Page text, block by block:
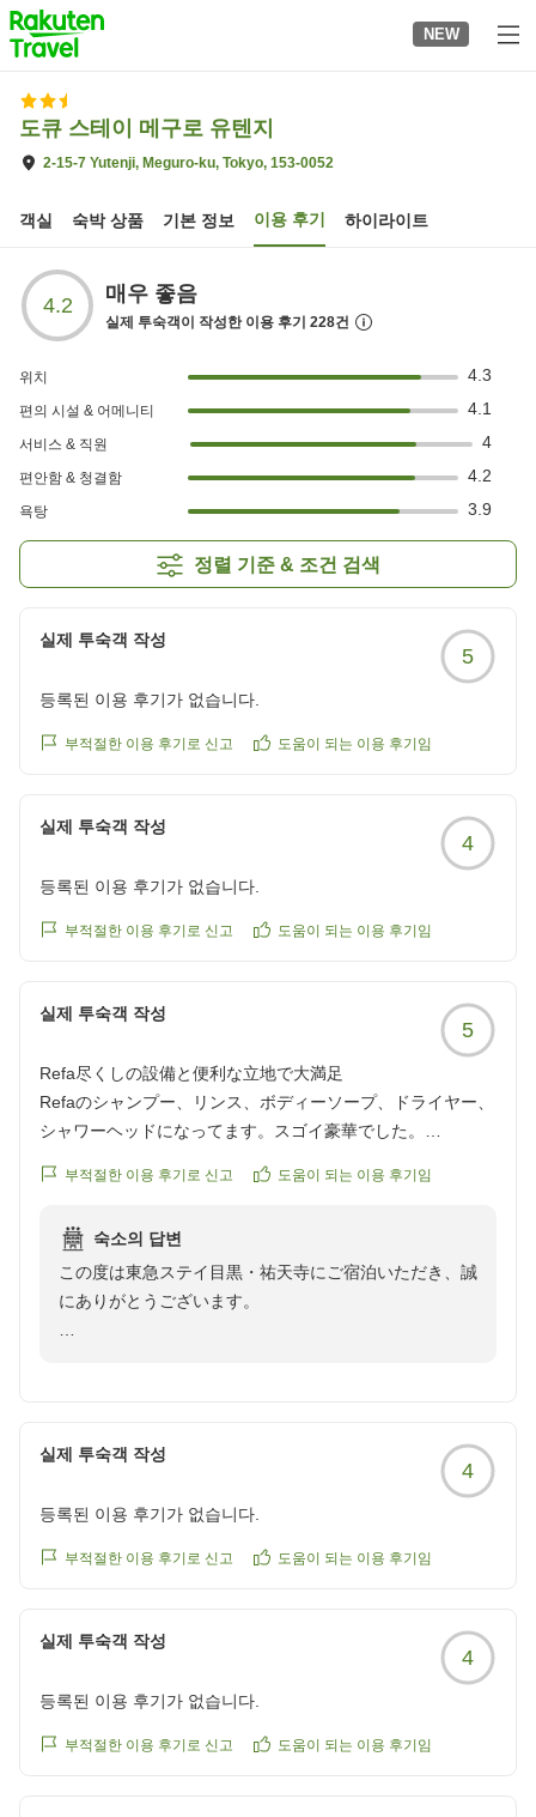
to
top
page
NEW
도큐 스테이 메구로 유텐지
2-15-7 Yutenji, Meguro-ku, Tokyo, 153-0052
객실 숙박 상품 기본 정보 이용 후기 하이라이트
4.2 매우 좋음
실제 투숙객이 작성한 이용 후기 228건
위치 4.3
편의 시설 & 어메니티 4.1
서비스 & 직원 4
편안함 & 청결함 4.2
욕탕 3.9
정렬 기준 & 조건 검색
실제 투숙객 작성
5
등록된 이용 후기가 없습니다.
부적절한 이용 후기로 신고 도움이 되는 이용 후기임
실제 투숙객 작성
4
등록된 이용 후기가 없습니다.
부적절한 이용 후기로 신고 도움이 되는 이용 후기임
실제 투숙객 작성
5
Refa尽くしの設備と便利な立地で大満足
Refaのシャンプー、リンス、ボディーソープ、ドライヤー、
シャワーヘッドになってます。スゴイ豪華でした。
り。凄く良かったです。
https://review.travel.rakuten.co.jp/hotel/voice/41704?
reviewId=33123478447300
부적절한 이용 후기로 신고 도움이 되는 이용 후기임
숙소의 답변
この度は東急ステイ目黒・祐天寺にご宿泊いただき、誠
にありがとうございます。
をいただいており、お気に召していただけて大変嬉しく
あり、周辺にはコンビニエンスストアや飲食店も多く、
またのお越しをスタッフ一同、心よりお待ち申し上げて
실제 투숙객 작성
4
등록된 이용 후기가 없습니다.
부적절한 이용 후기로 신고 도움이 되는 이용 후기임
실제 투숙객 작성
4
등록된 이용 후기가 없습니다.
부적절한 이용 후기로 신고 도움이 되는 이용 후기임